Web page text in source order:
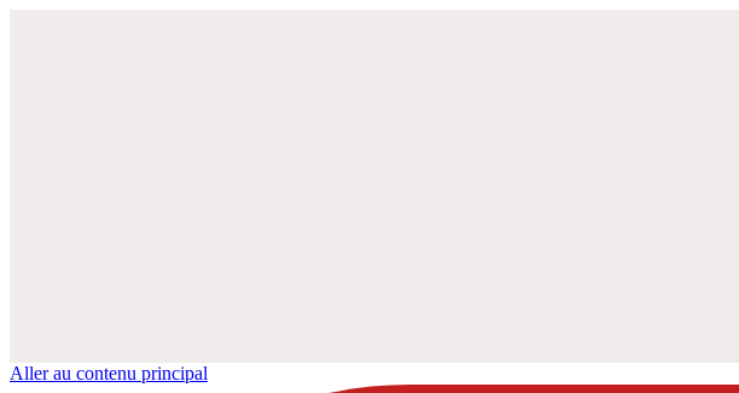
Aller au contenu principal